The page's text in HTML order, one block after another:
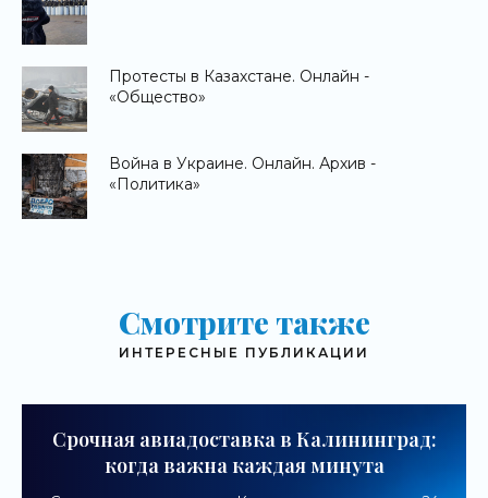
Протесты в Казахстане. Онлайн -
«Общество»
Война в Украине. Онлайн. Архив -
«Политика»
Смотрите также
ИНТЕРЕСНЫЕ ПУБЛИКАЦИИ
Срочная авиадоставка в Калининград:
когда важна каждая минута